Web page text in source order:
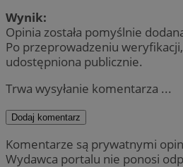
Wynik:
Opinia została pomyślnie
Po przeprowadzeniu
udostępniona publicznie.
Trwa wysyłanie komentarza ...
Dodaj komentarz
Komentarze są prywatnymi
Wydawca portalu nie ponosi